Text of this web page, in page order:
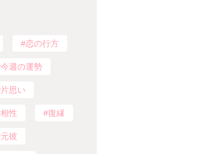
恋の行方
今週の運勢
片思い
相性 復縁
元彼